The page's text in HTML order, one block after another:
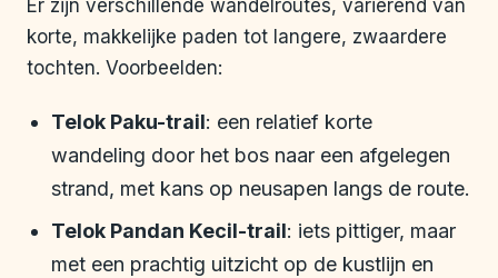
Er zijn verschillende wandelroutes, variërend van
korte, makkelijke paden tot langere, zwaardere
tochten. Voorbeelden:
Telok Paku-trail: een relatief korte
wandeling door het bos naar een afgelegen
strand, met kans op neusapen langs de route.
Telok Pandan Kecil-trail: iets pittiger, maar
met een prachtig uitzicht op de kustlijn en